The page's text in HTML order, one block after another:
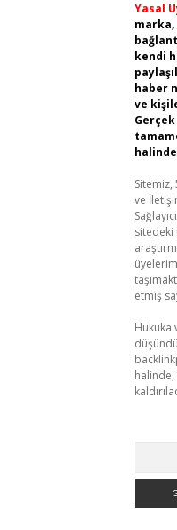
Yasal
kendi
haber
ve
Sitemiz,
ve
etmiş
Hukuka